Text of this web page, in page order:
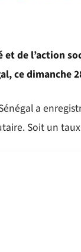
et de l’action
ce dimanche
a
Soit un